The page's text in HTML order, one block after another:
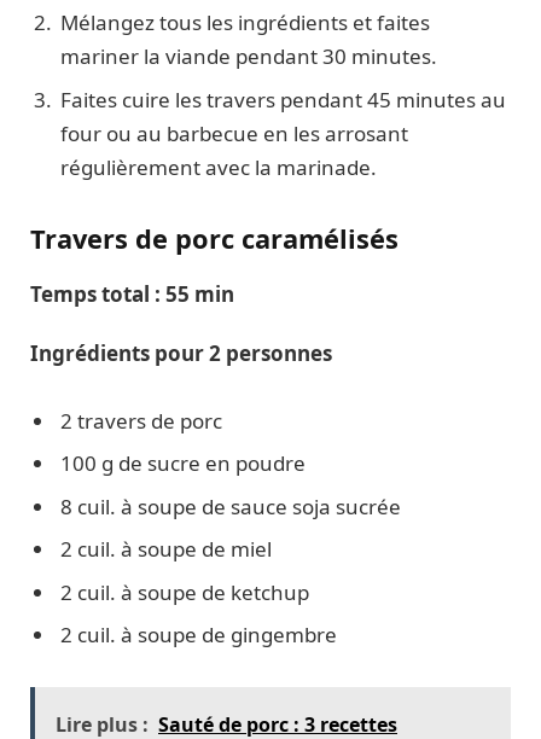
Mélangez tous les ingrédients et faites
mariner la viande pendant 30 minutes.
Faites cuire les travers pendant 45 minutes au
four ou au barbecue en les arrosant
régulièrement avec la marinade.
Travers de porc caramélisés
Temps total : 55 min
Ingrédients pour 2 personnes
2 travers de porc
100 g de sucre en poudre
8 cuil. à soupe de sauce soja sucrée
2 cuil. à soupe de miel
2 cuil. à soupe de ketchup
2 cuil. à soupe de gingembre
Lire plus : Sauté de porc : 3 recettes